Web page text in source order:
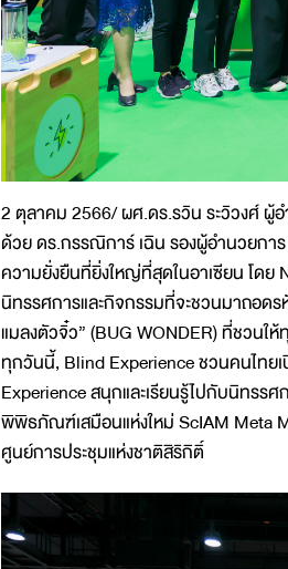
2 ตุลาคม 2566/ ผศ.ดร.รวิน ระวิวงศ์
ด้วย ดร.กรรณิการ์ เฉิน รองผู้อํานวยกา
ความยั่งยืนที่ยิ่งใหญ่ที่สุดในอาเซียน โดย
นิทรรศการและกิจกรรมที่จะชวนมาถอด
แมลงตัวจิ๋ว” (BUG WONDER) ที่ชวนใ
ทุกวันนี้, Blind Experience ชวนคนไทยเ
Experience สนุกและเรียนรู้ไปกับนิทรรศ
พิพิธภัณฑ์เสมือนแห่งใหม่ ScIAM Meta
ศูนย์การประชุมแห่งชาติสิริกิติ์